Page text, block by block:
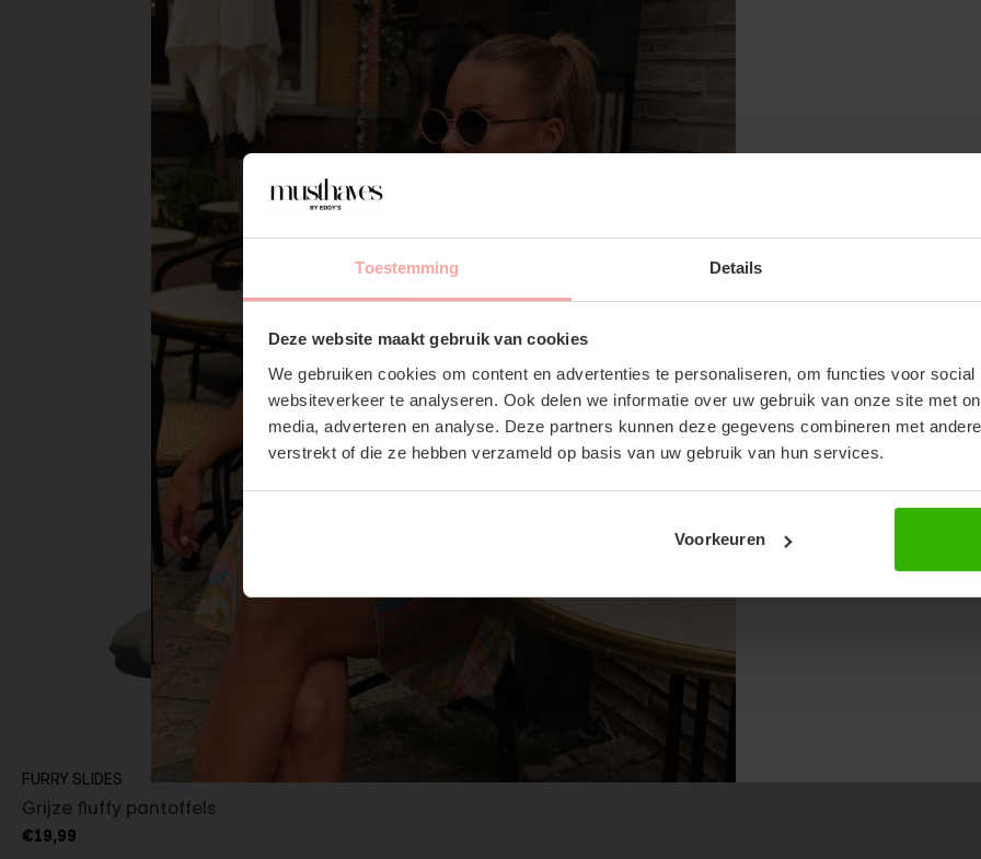
Toestemming Details
Deze website maakt gebruik van cookies
We gebruiken cookies om content en advertenties te personaliseren, om functies voor social
websiteverkeer te analyseren. Ook delen we informatie over uw gebruik van onze site met
media, adverteren en analyse. Deze partners kunnen deze gegevens combineren met
verstrekt of die ze hebben verzameld op basis van uw gebruik van hun services.
Voorkeuren
SUBSCRIBE
RECENTE ARTIKELEN
FURRY SLIDES
Grijze fluffy pantoffels
€19,99